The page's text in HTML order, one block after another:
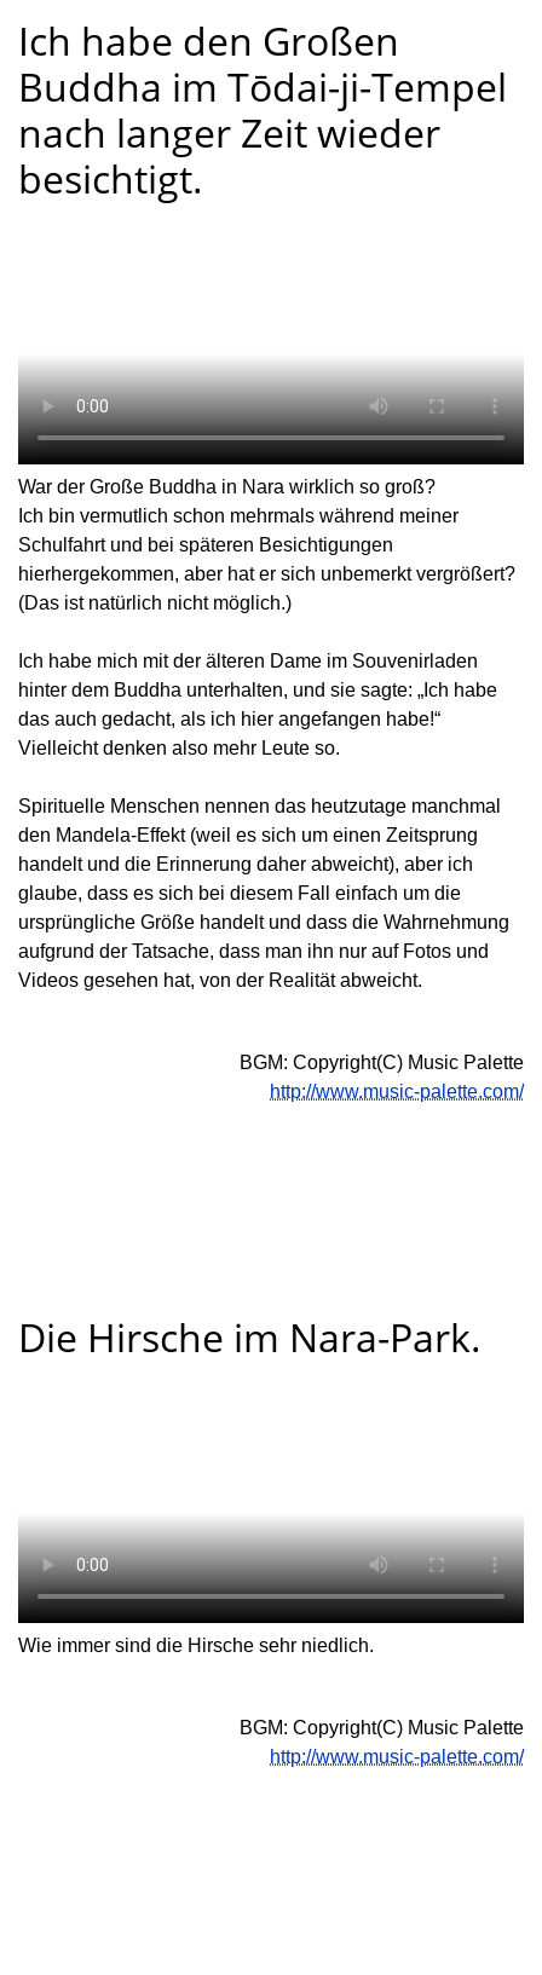
Ich habe den Großen
Buddha im Tōdai-ji-Tempel
nach langer Zeit wieder
besichtigt.
War der Große Buddha in Nara wirklich so groß?
Ich bin vermutlich schon mehrmals während meiner
Schulfahrt und bei späteren Besichtigungen
hierhergekommen, aber hat er sich unbemerkt vergrößert?
(Das ist natürlich nicht möglich.)
Ich habe mich mit der älteren Dame im Souvenirladen
hinter dem Buddha unterhalten, und sie sagte: „Ich habe
das auch gedacht, als ich hier angefangen habe!“
Vielleicht denken also mehr Leute so.
Spirituelle Menschen nennen das heutzutage manchmal
den Mandela-Effekt (weil es sich um einen Zeitsprung
handelt und die Erinnerung daher abweicht), aber ich
glaube, dass es sich bei diesem Fall einfach um die
ursprüngliche Größe handelt und dass die Wahrnehmung
aufgrund der Tatsache, dass man ihn nur auf Fotos und
Videos gesehen hat, von der Realität abweicht.
BGM: Copyright(C) Music Palette
http://www.music-palette.com/
Die Hirsche im Nara-Park.
Wie immer sind die Hirsche sehr niedlich.
BGM: Copyright(C) Music Palette
http://www.music-palette.com/